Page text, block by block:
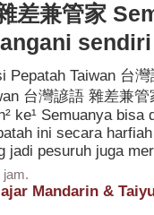
差兼管家
sendiri
Pepatah Taiwan 台灣諺語篇
語 雜差兼管家 tsap⁸ tshe¹ kiam²
ke¹ Semuanya bisa
ini secara
jadi pesuruh juga
semua pekerjaan
Mulai dari
hal besar,
jam.
Mandarin &